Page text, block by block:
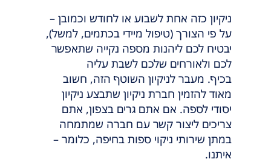
ניקיון כזה אחת לשבוע או לחודש וכמובן –
על פי הצורך (טיפול מיידי בכתמים, למשל),
יבטיח לכם ליהנות מספה נקייה שתאפשר
לכם ולאורחים שלכם לשבת עליה
בכיף. מעבר לניקיון השוטף הזה, חשוב
מאוד להזמין חברת ניקיון שתבצע ניקיון
יסודי לספה. אם אתם גרים בצפון, אתם
צריכים ליצור קשר עם חברה שמתמחה
במתן שירותי ניקוי ספות בחיפה, כלומר –
איתנו.